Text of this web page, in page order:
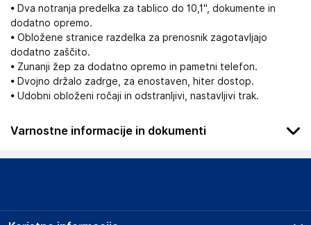
• Dva notranja predelka za tablico do 10,1", dokumente in
dodatno opremo.
• Obložene stranice razdelka za prenosnik zagotavljajo
dodatno zaščito.
• Zunanji žep za dodatno opremo in pametni telefon.
• Dvojno držalo zadrge, za enostaven, hiter dostop.
• Udobni obloženi ročaji in odstranljivi, nastavljivi trak.
Varnostne informacije in dokumenti
Podatki o proizvajalcu